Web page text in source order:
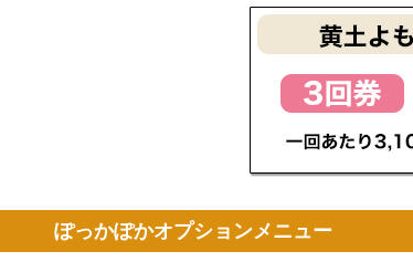
ぽっかぽかオプションメニュー